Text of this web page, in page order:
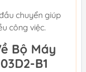
chuyển giúp
công việc.
Bộ Máy
B1